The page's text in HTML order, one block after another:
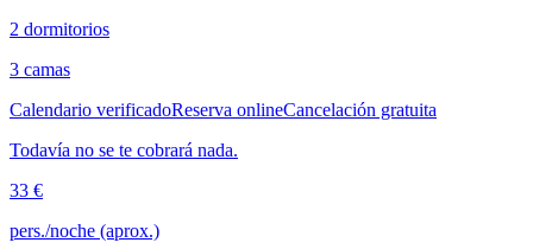
2 dormitorios
3 camas
Calendario verificadoReserva onlineCancelación gratuita
Todavía no se te cobrará nada.
33 €
pers./noche (aprox.)